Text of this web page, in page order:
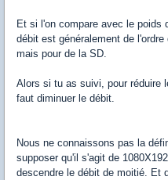
Et si l'on compare avec le poids
débit est généralement de
mais pour de la SD.
Alors si tu as suivi, pour réduire
faut diminuer le débit.
Nous ne connaissons pas la
supposer qu'il s'agit de
descendre le débit de moitié. Et